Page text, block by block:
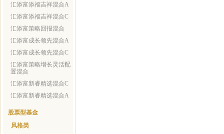
汇添富添福吉祥混合A
汇添富添福吉祥混合C
汇添富策略回报混合
汇添富成长领先混合A
汇添富成长领先混合C
汇添富策略增长灵活配
置混合
汇添富新睿精选混合C
汇添富新睿精选混合A
股票型基金
风格类